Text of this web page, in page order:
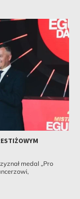
medal „Pro